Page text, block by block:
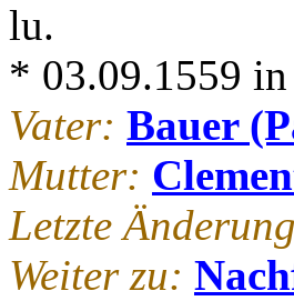
lu.
* 03.09.1559 in
Vater: Bauer
Mutter:
Letzte
Weiter zu: